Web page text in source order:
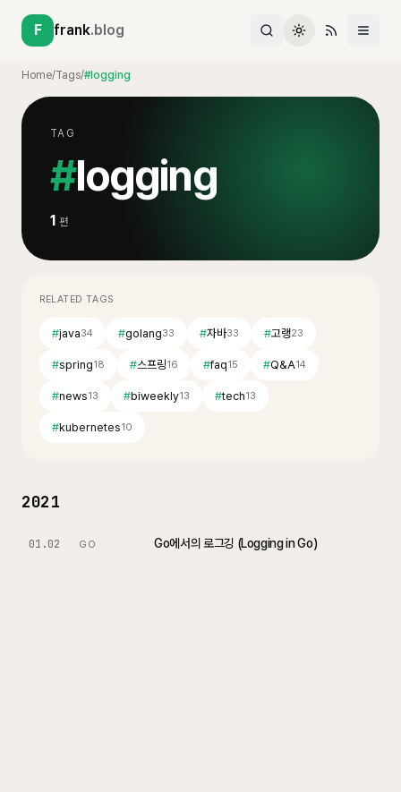
F frank.blog
Home/Tags/#logging
TAG
#logging
1 편
RELATED TAGS
#java34 #golang33 #자바33 #고랭23
#spring18 #스프링16 #faq15 #Q&A14
#news13 #biweekly13 #tech13
#kubernetes10
2021
01.02 GO Go에서의 로그깅 (Logging in Go)